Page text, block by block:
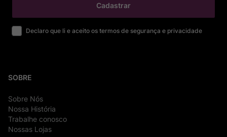
Cadastrar
Declaro que li e aceito os termos de segurança e privacidade
SOBRE
Sobre Nós
Nossa História
Trabalhe conosco
Nossas Lojas